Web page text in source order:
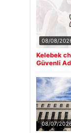
08/08/
Kelebek
Güvenli
08/07/